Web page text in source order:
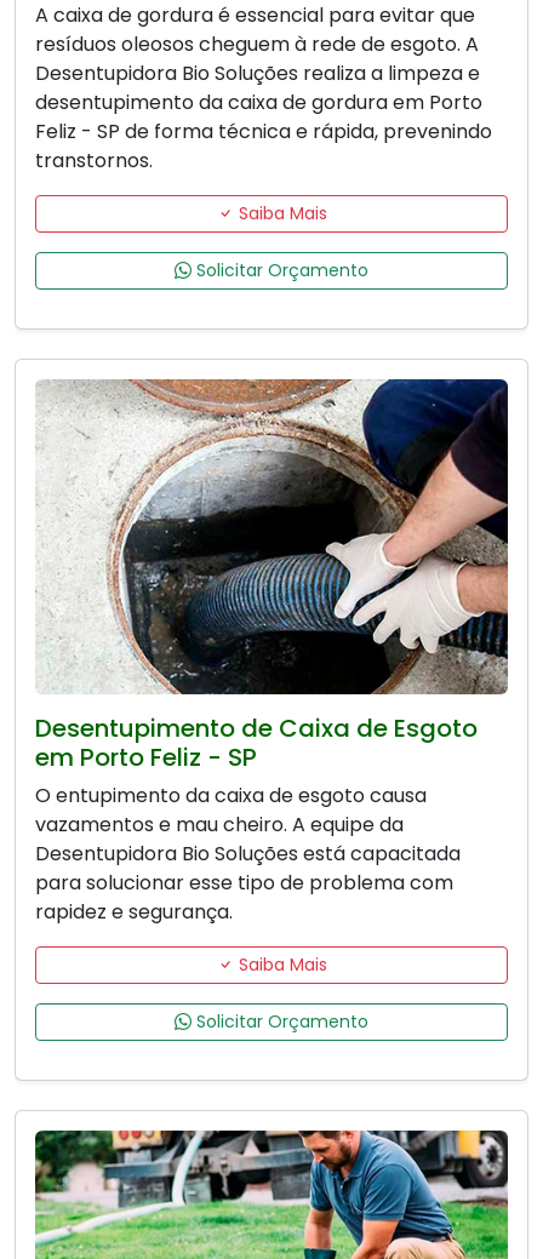
A caixa de gordura é essencial para evitar que
resíduos oleosos cheguem à rede de esgoto. A
Desentupidora Bio Soluções realiza a limpeza e
desentupimento da caixa de gordura em Porto
Feliz - SP de forma técnica e rápida, prevenindo
transtornos.
Saiba Mais
Solicitar Orçamento
Desentupimento de Caixa de Esgoto
em Porto Feliz - SP
O entupimento da caixa de esgoto causa
vazamentos e mau cheiro. A equipe da
Desentupidora Bio Soluções está capacitada
para solucionar esse tipo de problema com
rapidez e segurança.
Saiba Mais
Solicitar Orçamento